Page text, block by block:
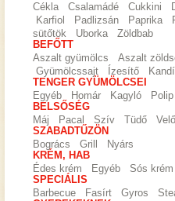
Cékla
Csalamádé Cukkini
Karfiol
Padlizsán Paprika
sütőtök
Uborka
Zöldbab
BEFŐTT
Aszalt gyümölcs
Aszalt
Gyümölcssajt
Ízesítő
TENGER GYÜMÖLCSEI
Egyéb
Homár Kagyló
Polip
BELSŐSÉG
Máj
Pacal Szív Tüdő
Velő
SZABADTŰZÖN
Bogrács
Grill
Nyárs
KRÉM, HAB
Édes krém
Egyéb
Sós krém
SPECIÁLIS
Barbecue
Fasírt Gyros